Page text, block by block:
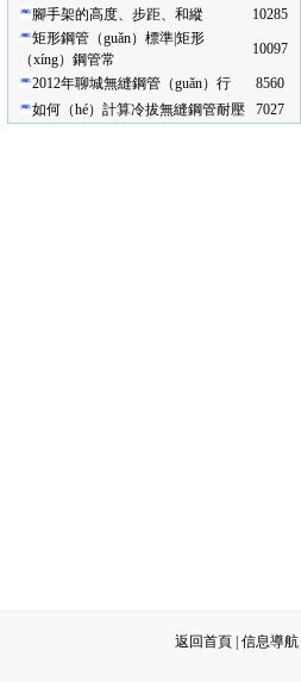
腳手架的高度、步距、和縱
10285
矩形鋼管（guǎn）標準|矩形
（xíng）鋼管常
10097
2012年聊城無縫鋼管（guǎn）行
8560
如何（hé）計算冷拔無縫鋼管耐壓
7027
返回首頁| 信息導航|